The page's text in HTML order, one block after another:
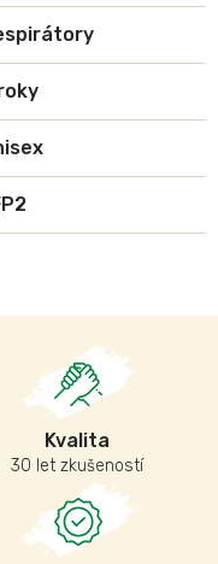
Kvalita
30 let zkušeností